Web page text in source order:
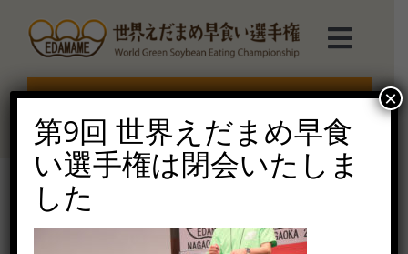
content
選手権TOP
選手権について
えだまめmarche
2019-69
第9回 世界えだまめ早食
い選手権は閉会いたしま
した
×